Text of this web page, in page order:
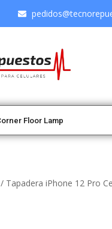
/ Tapadera iPhone 12 Pro